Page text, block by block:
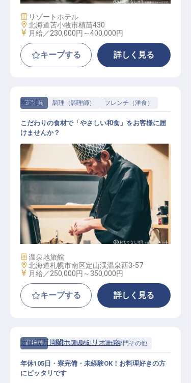
施設業態
リゾートホテル
勤務地
北海道苫小牧市植苗430
給与
月給／230,000円～400,000円
キープする 詳しく見る
正社員 調理（調理師） フレンチ（洋食）
洋食調理スタッフ
翠蝶館
こだわりの食材で「やさしい和食」をお客様に届
けませんか？
施設業態
温泉地旅館
勤務地
北海道札幌市南区定山渓温泉西3-57
給与
月給／250,000円～ 350,000円
キープする 詳しく見る
正社員 調理（調理師） 調理部門その他
定山渓万世閣ホテルミリオーネ
年休105日・寮完備・未経験OK！お料理好きの方
にピッタリです